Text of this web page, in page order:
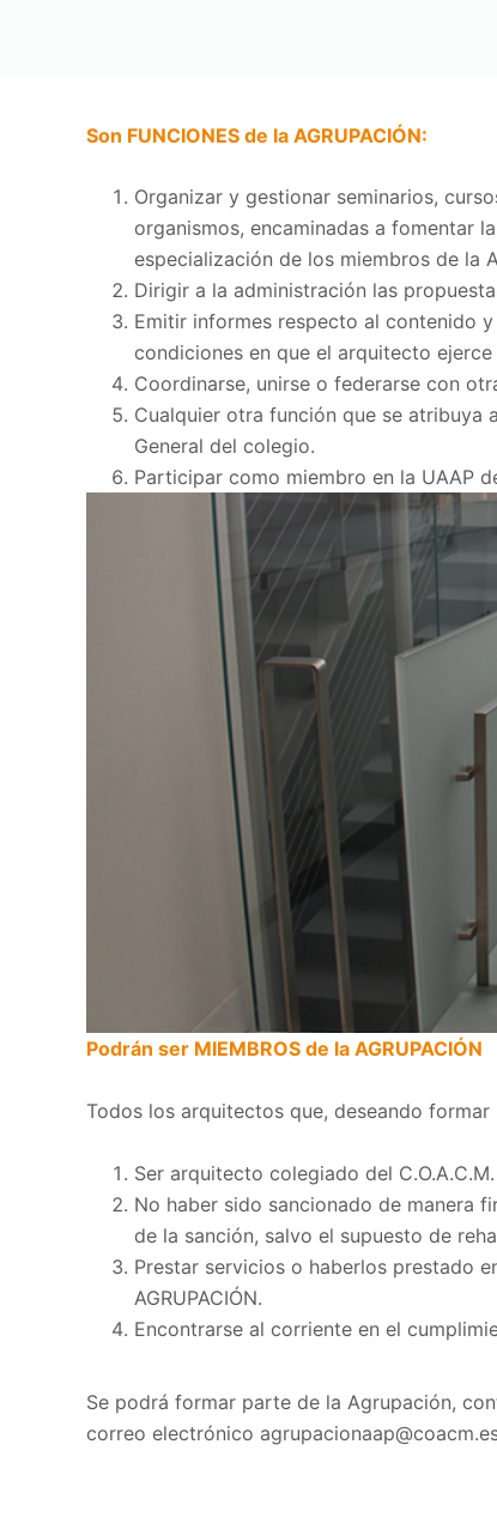
Son FUNCIONES de la AGRUPACIÓN:
Organizar y gestionar seminarios,
organismos, encaminadas a fomentar
especialización de los miembros de la
Dirigir a la administración las
Emitir informes respecto al contenido
condiciones en que el arquitecto
Coordinarse, unirse o federarse con
Cualquier otra función que se atribuya
General del colegio.
Participar como miembro en la UAAP
Podrán ser MIEMBROS de la AGRUPACIÓN
Todos los arquitectos que, deseando
Ser arquitecto colegiado del C.O.A.C.M.
No haber sido sancionado de manera
de la sanción, salvo el supuesto de
Prestar servicios o haberlos prestado
AGRUPACIÓN.
Encontrarse al corriente en el
Se podrá formar parte de la Agrupación,
correo electrónico